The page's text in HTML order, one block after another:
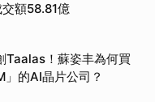
額58.81億
Taalas！蘇姿丰為何買
的AI晶片公司？